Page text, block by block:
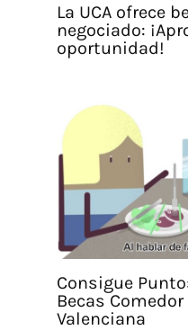
La UCA ofrece
negociado:
oportunidad!
Consigue
Becas
Valenciana